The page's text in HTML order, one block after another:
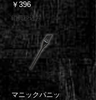
価格
￥396
消費税込み
マニックパニッ